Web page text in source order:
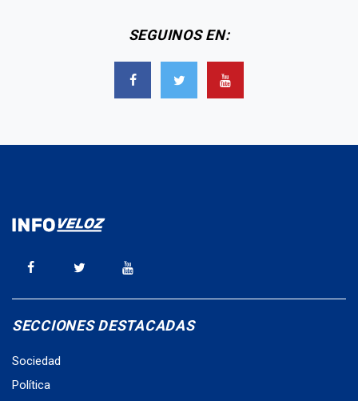
SEGUINOS EN:
SECCIONES DESTACADAS
Sociedad
Política